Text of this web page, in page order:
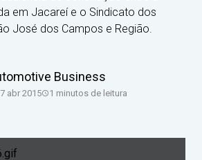
em Jacareí e o Sindicato dos
José dos Campos e Região.
Business
abr 2015 1 minutos de leitura